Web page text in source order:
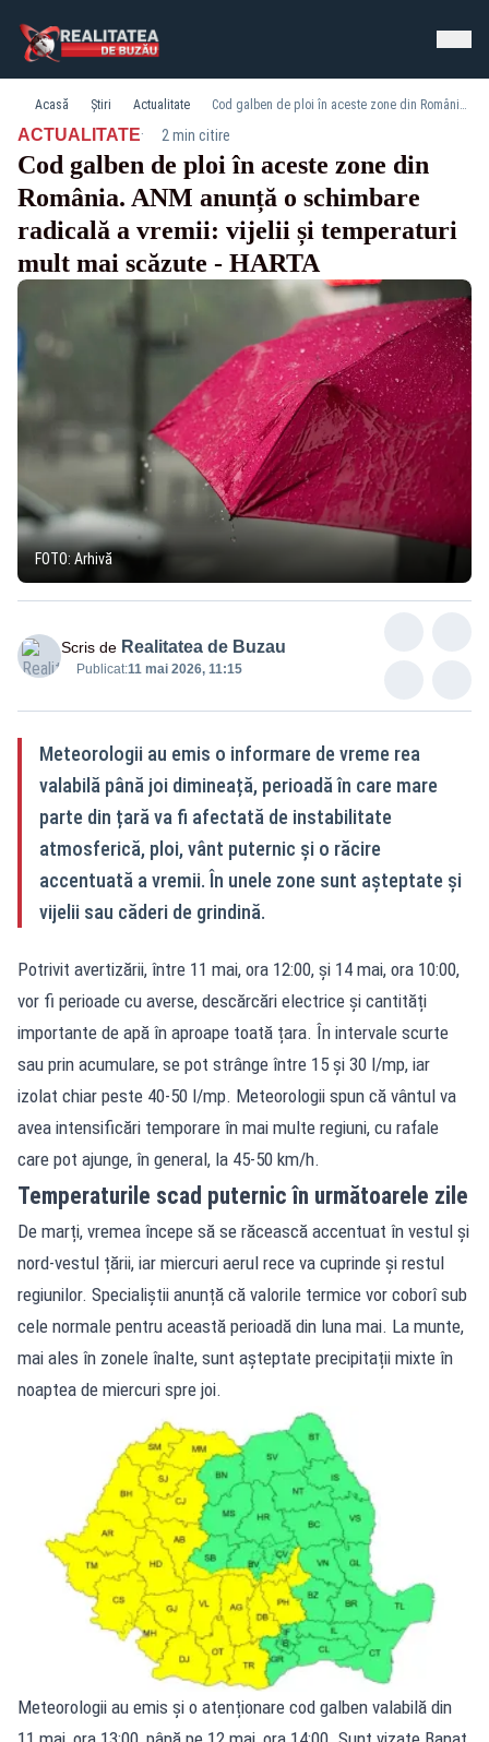
Acasă Știri Actualitate Cod galben de ploi în aceste zone din România. ANM anunță o schimbare radicală a vremii: vijelii și temperaturi mult mai scăzute - HARTA
ACTUALITATE· 2 min citire
Cod galben de ploi în aceste zone din
România. ANM anunță o schimbare
radicală a vremii: vijelii și temperaturi
mult mai scăzute - HARTA
FOTO: Arhivă
Scris de Realitatea de Buzau
Publicat:11 mai 2026, 11:15
Meteorologii au emis o informare de vreme rea
valabilă până joi dimineață, perioadă în care mare
parte din țară va fi afectată de instabilitate
atmosferică, ploi, vânt puternic și o răcire
accentuată a vremii. În unele zone sunt așteptate și
vijelii sau căderi de grindină.
Potrivit avertizării, între 11 mai, ora 12:00, și 14 mai, ora 10:00,
vor fi perioade cu averse, descărcări electrice și cantități
importante de apă în aproape toată țara. În intervale scurte
sau prin acumulare, se pot strânge între 15 și 30 l/mp, iar
izolat chiar peste 40-50 l/mp. Meteorologii spun că vântul va
avea intensificări temporare în mai multe regiuni, cu rafale
care pot ajunge, în general, la 45-50 km/h.
Temperaturile scad puternic în următoarele zile
De marți, vremea începe să se răcească accentuat în vestul și
nord-vestul țării, iar miercuri aerul rece va cuprinde și restul
regiunilor. Specialiștii anunță că valorile termice vor coborî sub
cele normale pentru această perioadă din luna mai. La munte,
mai ales în zonele înalte, sunt așteptate precipitații mixte în
noaptea de miercuri spre joi.
Meteorologii au emis și o atenționare cod galben valabilă din